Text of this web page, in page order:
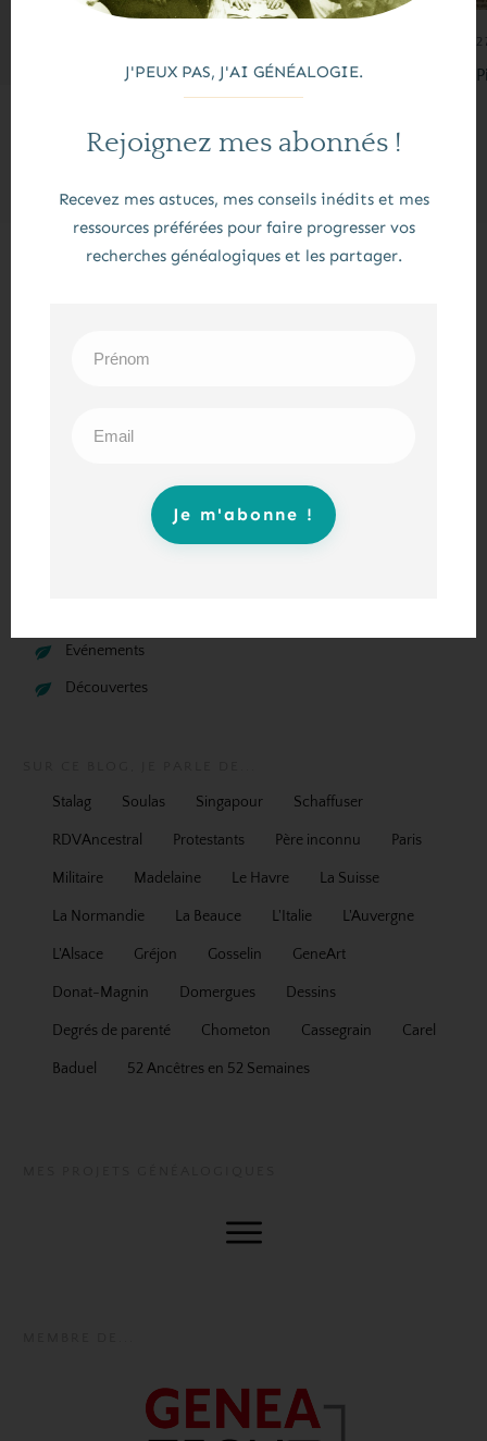
Ma petite grand-mère Marcelle Donat-Magnin
Evénements
Découvertes
Stalag Soulas Singapour Schaffuser
RDVAncestral Protestants Père inconnu Paris
Militaire Madelaine Le Havre La Suisse
La Normandie La Beauce L'Italie L'Auvergne
L'Alsace Gréjon Gosselin GeneArt
Donat-Magnin Domergues Dessins
Degrés de parenté Chometon Cassegrain Carel
Baduel 52 Ancêtres en 52 Semaines
J'PEUX PAS, J'AI GÉNÉALOGIE.
Rejoignez mes abonnés !
Recevez mes astuces, mes conseils inédits et mes
ressources préférées pour faire progresser vos
recherches généalogiques et les partager.
Je m'abonne !